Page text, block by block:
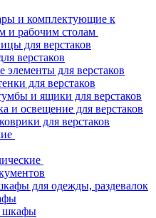
и комплектующие к
и рабочим столам
для верстаков
верстаков
элементы для верстаков
для верстаков
и ящики для верстаков
и освещение для верстаков
для верстаков
для одежды, раздевалок
шкафы